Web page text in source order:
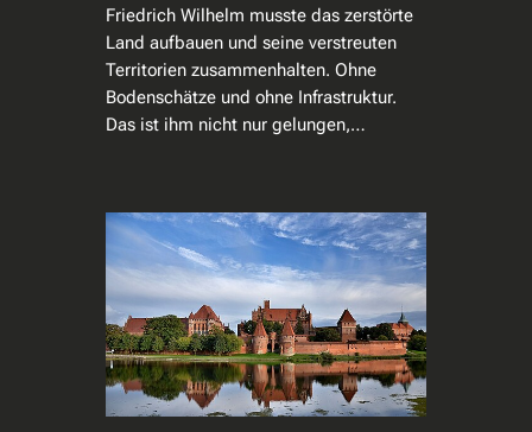
Friedrich Wilhelm musste das zerstörte
Land aufbauen und seine verstreuten
Territorien zusammenhalten. Ohne
Bodenschätze und ohne Infrastruktur.
Das ist ihm nicht nur gelungen,…